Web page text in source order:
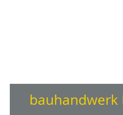
bauhandwerk